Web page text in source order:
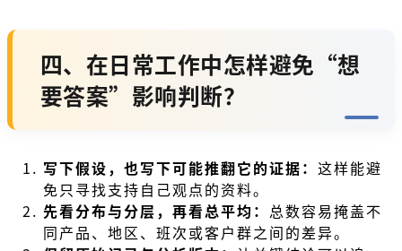
四、在日常工作中怎样避免“想
要答案”影响判断？
写下假设，也写下可能推翻它的证据： 这样能避
免只寻找支持自己观点的资料。
先看分布与分层，再看总平均： 总数容易掩盖不
同产品、地区、班次或客户群之间的差异。